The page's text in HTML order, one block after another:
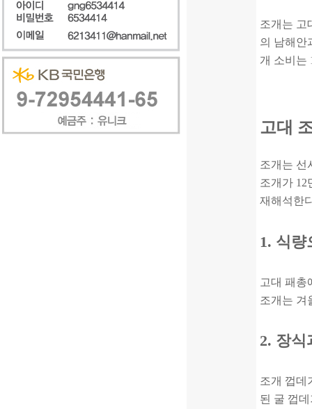
조개는 고
의 남해안
개 소비는
고대
조개는 선
조개가 12
재해석한
1. 식량
고대 패총
조개는 겨
2. 장식
조개 껍데
된 굴 껍